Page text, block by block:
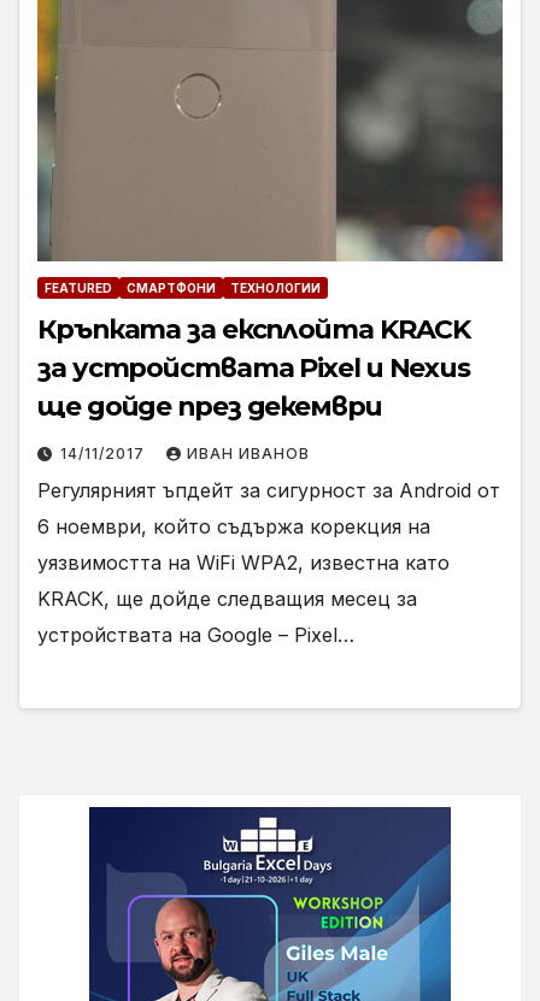
FEATURED СМАРТФОНИ ТЕХНОЛОГИИ
Кръпката за експлойта KRACK
за устройствата Pixel и Nexus
ще дойде през декември
14/11/2017 ИВАН ИВАНОВ
Регулярният ъпдейт за сигурност за Android от
6 ноември, който съдържа корекция на
уязвимостта на WiFi WPA2, известна като
KRACK, ще дойде следващия месец за
устройствата на Google – Pixel…